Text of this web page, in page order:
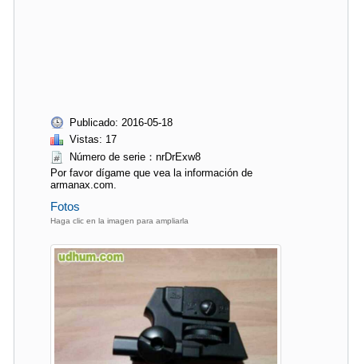
Publicado: 2016-05-18
Vistas: 17
Número de serie：nrDrExw8
Por favor dígame que vea la información de
armanax.com.
Fotos
Haga clic en la imagen para ampliarla